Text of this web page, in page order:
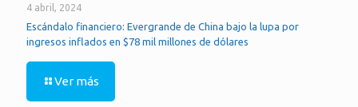
4 abril, 2024
Escándalo financiero: Evergrande de China bajo la lupa por
ingresos inflados en $78 mil millones de dólares
Ver más